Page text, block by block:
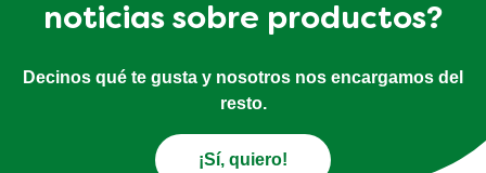
noticias sobre productos?
Decinos qué te gusta y nosotros nos encargamos del
resto.
¡Sí, quiero!